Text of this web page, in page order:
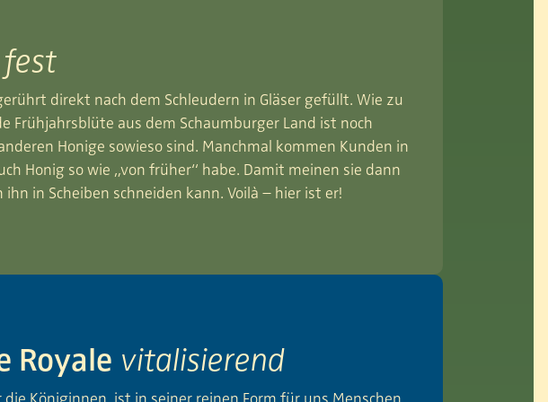
fest
direkt nach dem Schleudern in Gläser gefüllt. Wie zu
Frühjahrsblüte aus dem Schaumburger Land ist noch
Honige sowieso sind. Manchmal kommen Kunden in
Honig so wie „von früher“ habe. Damit meinen sie dann
in Scheiben schneiden kann. Voilà – hier ist er!
Royale vitalisierend